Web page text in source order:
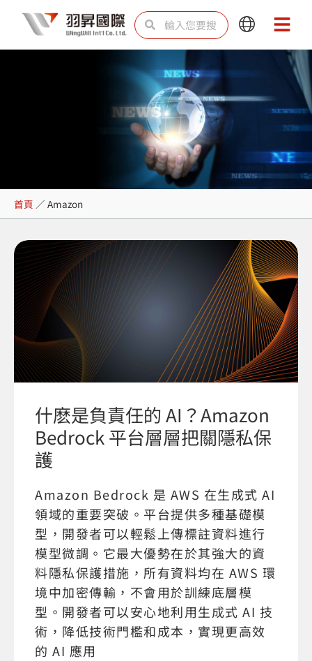
主
搜
尋 尋
Main
Menu
Main
Menu
Amazon
首頁 ／ Amazon
什麽是負責任的 AI？Amazon
Bedrock 平台層層把關隱私保
護
Amazon Bedrock 是 AWS 在生成式 AI
領域的重要突破。平台提供多種基礎模
型，開發者可以輕鬆上傳標註資料進行
模型微調。它最大優勢在於其強大的資
料隱私保護措施，所有資料均在 AWS 環
境中加密傳輸，不會用於訓練底層模
型。開發者可以安心地利用生成式 AI 技
術，降低技術門檻和成本，實現更高效
的 AI 應用